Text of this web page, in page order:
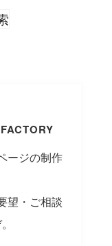
ージの制作
望・ご相談